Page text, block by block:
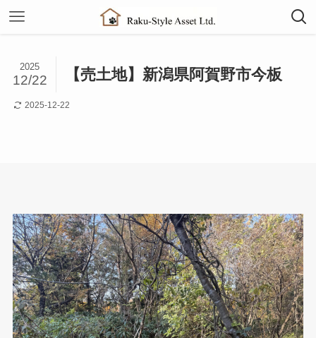
【売土地】新潟県阿賀野市今板
2025
12/22
2025-12-22